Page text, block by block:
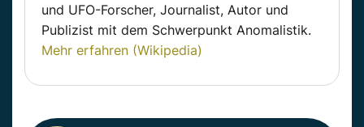
und UFO-Forscher, Journalist, Autor und
Publizist mit dem Schwerpunkt Anomalistik.
Mehr erfahren (Wikipedia)